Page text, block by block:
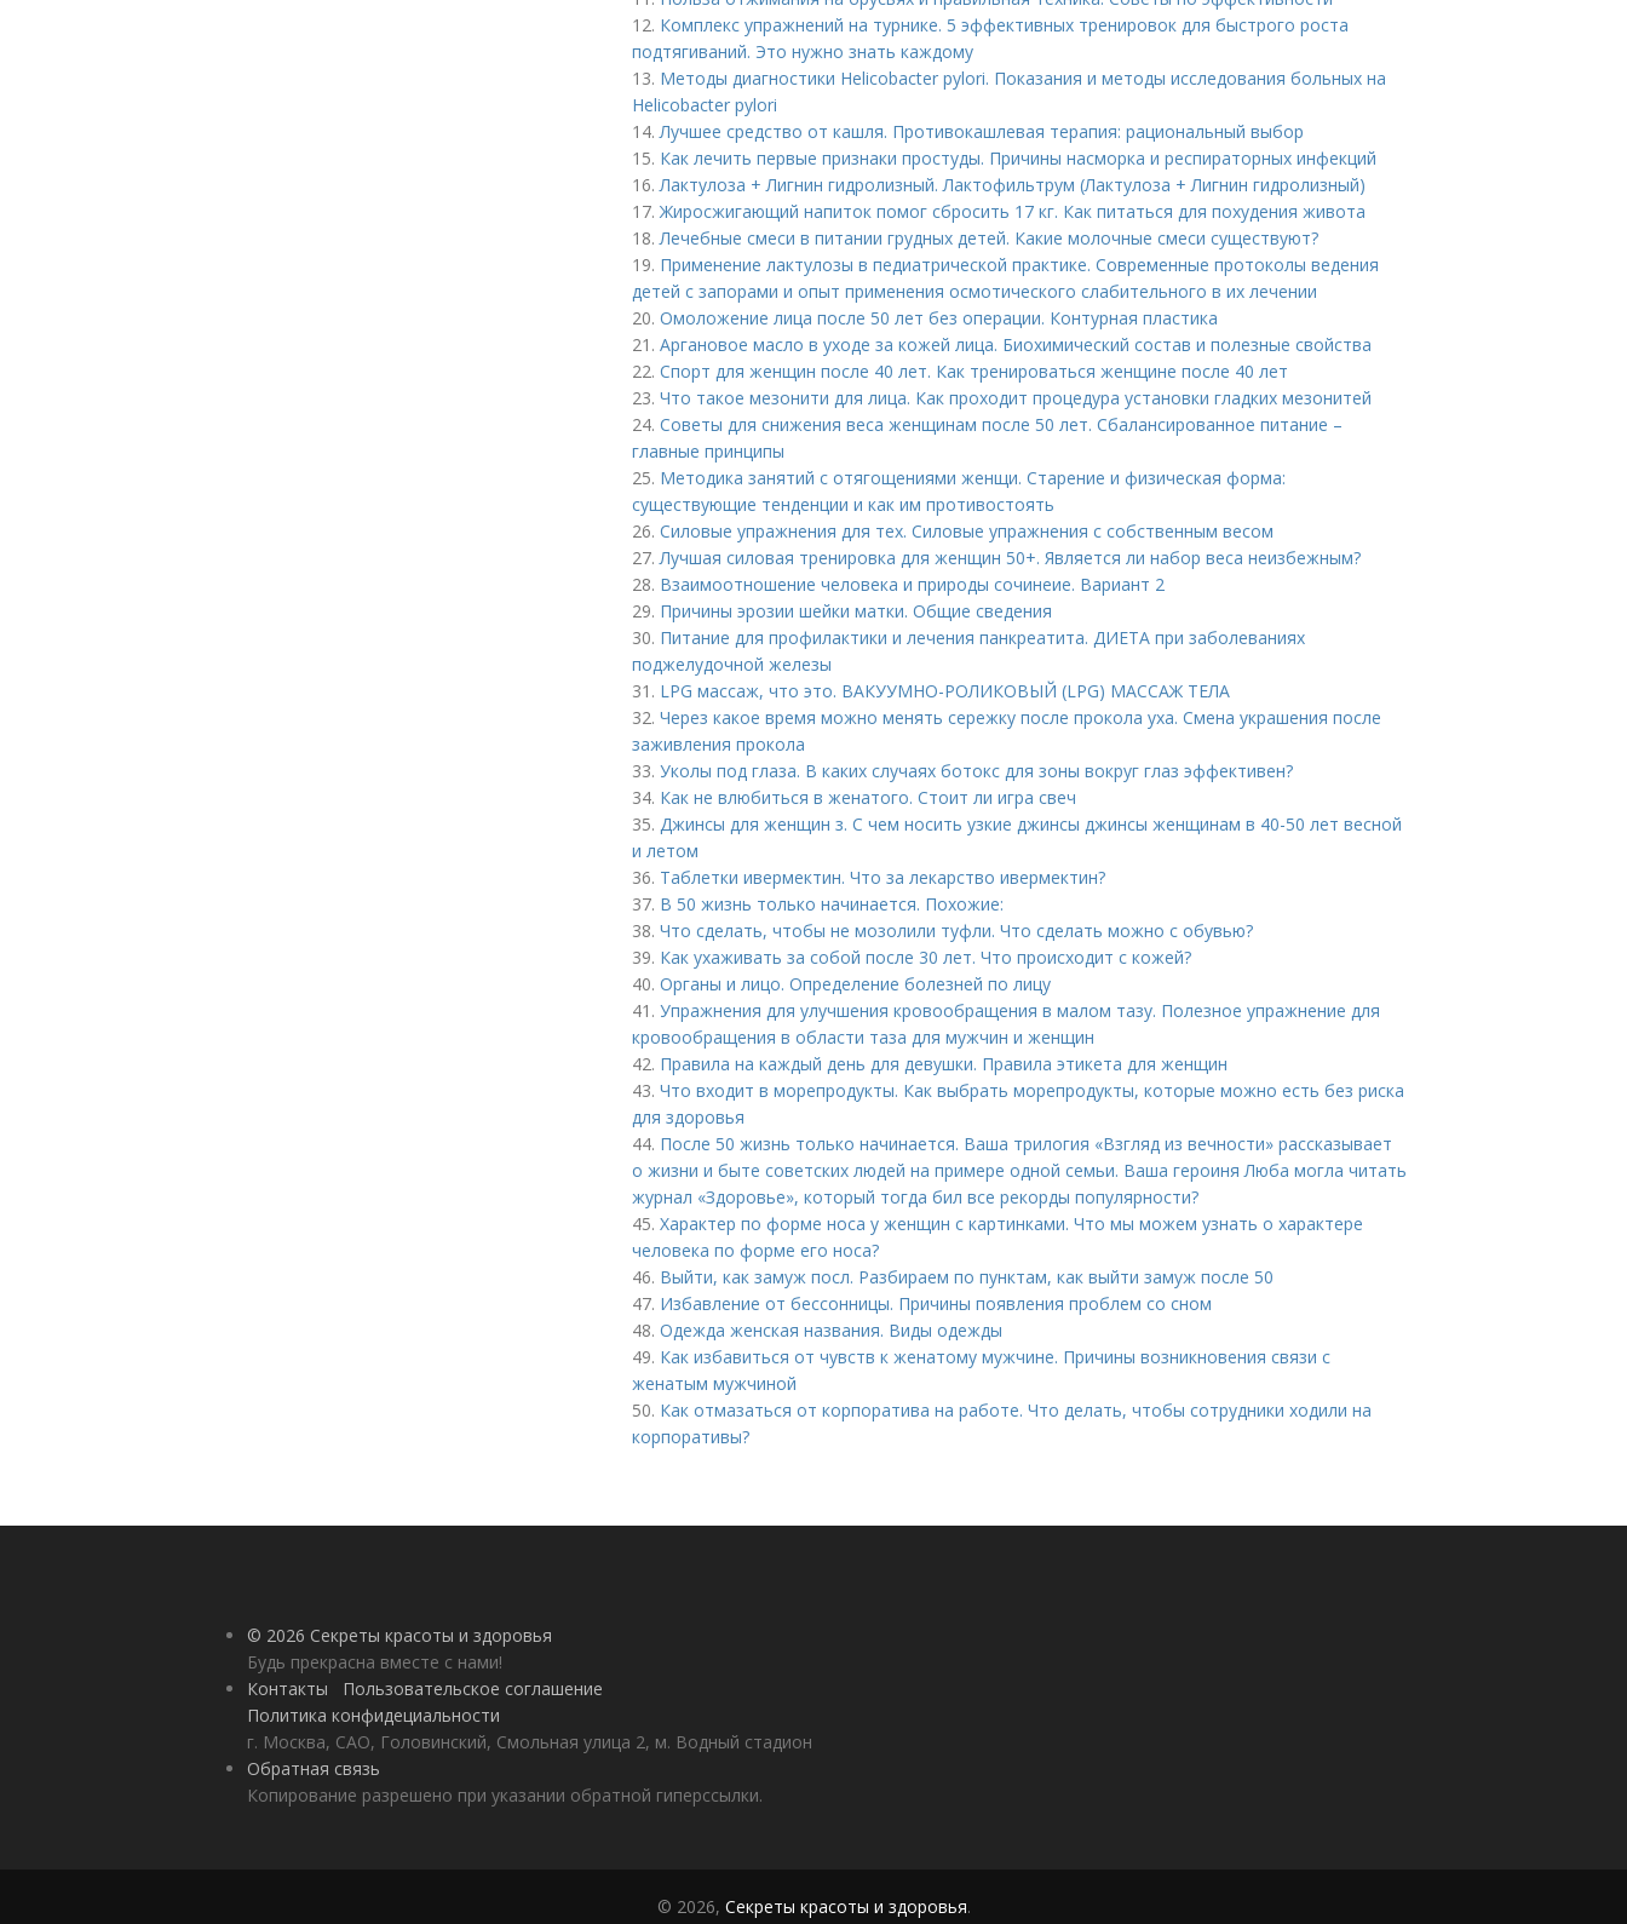
12. Комплекс упражнений на турнике. 5 эффективных тренировок для быстрого роста
подтягиваний. Это нужно знать каждому
13. Методы диагностики Helicobacter pylori. Показания и методы исследования больных на
Helicobacter pylori
14.Лучшее средство от кашля. Противокашлевая терапия: рациональный выбор
15. Как лечить первые признаки простуды. Причины насморка и респираторных инфекций
16.Лактулоза + Лигнин гидролизный. Лактофильтрум (Лактулоза + Лигнин гидролизный)
17.Жиросжигающий напиток помог сбросить 17 кг. Как питаться для похудения живота
18.Лечебные смеси в питании грудных детей. Какие молочные смеси существуют?
19. Применение лактулозы в педиатрической практике. Современные протоколы ведения
детей с запорами и опыт применения осмотического слабительного в их лечении
20. Омоложение лица после 50 лет без операции. Контурная пластика
21. Аргановое масло в уходе за кожей лица. Биохимический состав и полезные свойства
22. Спорт для женщин после 40 лет. Как тренироваться женщине после 40 лет
23. Что такое мезонити для лица. Как проходит процедура установки гладких мезонитей
24. Советы для снижения веса женщинам после 50 лет. Сбалансированное питание –
главные принципы
25. Методика занятий с отягощениями женщи. Старение и физическая форма:
существующие тенденции и как им противостоять
26. Силовые упражнения для тех. Силовые упражнения с собственным весом
27.Лучшая силовая тренировка для женщин 50+. Является ли набор веса неизбежным?
28. Взаимоотношение человека и природы сочинеие. Вариант 2
29. Причины эрозии шейки матки. Общие сведения
30. Питание для профилактики и лечения панкреатита. ДИЕТА при заболеваниях
поджелудочной железы
31. LPG массаж, что это. ВАКУУМНО-РОЛИКОВЫЙ (LPG) МАССАЖ ТЕЛА
32. Через какое время можно менять сережку после прокола уха. Смена украшения после
заживления прокола
33. Уколы под глаза. В каких случаях ботокс для зоны вокруг глаз эффективен?
34. Как не влюбиться в женатого. Стоит ли игра свеч
35. Джинсы для женщин з. С чем носить узкие джинсы джинсы женщинам в 40-50 лет весной
и летом
36. Таблетки ивермектин. Что за лекарство ивермектин?
37. В 50 жизнь только начинается. Похожие:
38. Что сделать, чтобы не мозолили туфли. Что сделать можно с обувью?
39. Как ухаживать за собой после 30 лет. Что происходит с кожей?
40. Органы и лицо. Определение болезней по лицу
41. Упражнения для улучшения кровообращения в малом тазу. Полезное упражнение для
кровообращения в области таза для мужчин и женщин
42. Правила на каждый день для девушки. Правила этикета для женщин
43. Что входит в морепродукты. Как выбрать морепродукты, которые можно есть без риска
для здоровья
44. После 50 жизнь только начинается. Ваша трилогия «Взгляд из вечности» рассказывает
о жизни и быте советских людей на примере одной семьи. Ваша героиня Люба могла читать
журнал «Здоровье», который тогда бил все рекорды популярности?
45. Характер по форме носа у женщин с картинками. Что мы можем узнать о характере
человека по форме его носа?
46. Выйти, как замуж посл. Разбираем по пунктам, как выйти замуж после 50
47. Избавление от бессонницы. Причины появления проблем со сном
48. Одежда женская названия. Виды одежды
49. Как избавиться от чувств к женатому мужчине. Причины возникновения связи с
женатым мужчиной
50. Как отмазаться от корпоратива на работе. Что делать, чтобы сотрудники ходили на
корпоративы?
© 2026 Секреты красоты и здоровья
Будь прекрасна вместе с нами!
Контакты
Пользовательское соглашение
Политика конфидециальности
г. Москва, САО, Головинский, Смольная улица 2, м. Водный стадион
Обратная связь
Копирование разрешено при указании обратной гиперссылки.
© 2026, Секреты красоты и здоровья.